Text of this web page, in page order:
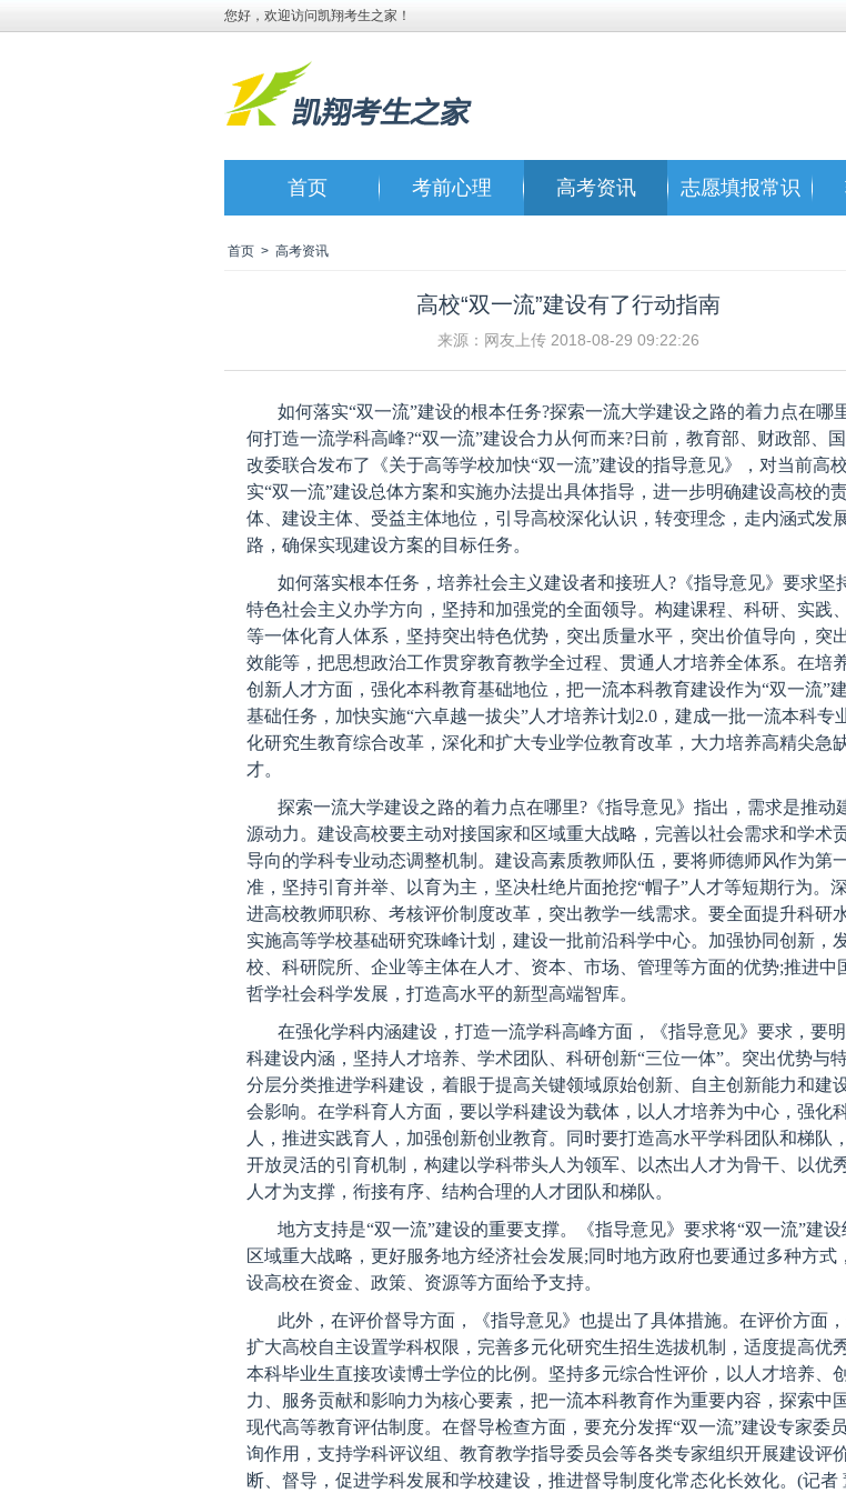
您好，欢迎访问凯翔考生之家！
首页 考前心理 高考资讯 志愿填报常识
首页 > 高考资讯
高校“双一流”建设有了行动指南
来源：网友上传 2018-08-29 09:22:26
如何落实“双一流”建设的根本任务?探索一流大学建设之路的着力点在哪
何打造一流学科高峰?“双一流”建设合力从何而来?日前，教育部、财政部、
改委联合发布了《关于高等学校加快“双一流”建设的指导意见》，对当前高
实“双一流”建设总体方案和实施办法提出具体指导，进一步明确建设高校的
体、建设主体、受益主体地位，引导高校深化认识，转变理念，走内涵式发
路，确保实现建设方案的目标任务。
如何落实根本任务，培养社会主义建设者和接班人?《指导意见》要求坚
特色社会主义办学方向，坚持和加强党的全面领导。构建课程、科研、实践
等一体化育人体系，坚持突出特色优势，突出质量水平，突出价值导向，突
效能等，把思想政治工作贯穿教育教学全过程、贯通人才培养全体系。在培
创新人才方面，强化本科教育基础地位，把一流本科教育建设作为“双一流”
基础任务，加快实施“六卓越一拔尖”人才培养计划2.0，建成一批一流本科专
化研究生教育综合改革，深化和扩大专业学位教育改革，大力培养高精尖急
才。
探索一流大学建设之路的着力点在哪里?《指导意见》指出，需求是推动
源动力。建设高校要主动对接国家和区域重大战略，完善以社会需求和学术
导向的学科专业动态调整机制。建设高素质教师队伍，要将师德师风作为第
准，坚持引育并举、以育为主，坚决杜绝片面抢挖“帽子”人才等短期行为。
进高校教师职称、考核评价制度改革，突出教学一线需求。要全面提升科研
实施高等学校基础研究珠峰计划，建设一批前沿科学中心。加强协同创新，
校、科研院所、企业等主体在人才、资本、市场、管理等方面的优势;推进中
哲学社会科学发展，打造高水平的新型高端智库。
在强化学科内涵建设，打造一流学科高峰方面，《指导意见》要求，要
科建设内涵，坚持人才培养、学术团队、科研创新“三位一体”。突出优势与特
分层分类推进学科建设，着眼于提高关键领域原始创新、自主创新能力和建
会影响。在学科育人方面，要以学科建设为载体，以人才培养为中心，强化
人，推进实践育人，加强创新创业教育。同时要打造高水平学科团队和梯队
开放灵活的引育机制，构建以学科带头人为领军、以杰出人才为骨干、以优
人才为支撑，衔接有序、结构合理的人才团队和梯队。
地方支持是“双一流”建设的重要支撑。《指导意见》要求将“双一流”建设
区域重大战略，更好服务地方经济社会发展;同时地方政府也要通过多种方式
设高校在资金、政策、资源等方面给予支持。
此外，在评价督导方面，《指导意见》也提出了具体措施。在评价方面
扩大高校自主设置学科权限，完善多元化研究生招生选拔机制，适度提高优
本科毕业生直接攻读博士学位的比例。坚持多元综合性评价，以人才培养、
力、服务贡献和影响力为核心要素，把一流本科教育作为重要内容，探索中
现代高等教育评估制度。在督导检查方面，要充分发挥“双一流”建设专家委
询作用，支持学科评议组、教育教学指导委员会等各类专家组织开展建设评
断、督导，促进学科发展和学校建设，推进督导制度化常态化长效化。(记者